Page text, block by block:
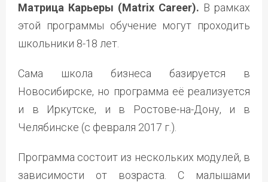
Матрица Карьеры (Matrix Career). В рамках
этой программы обучение могут проходить
школьники 8-18 лет.
Сама школа бизнеса базируется в
Новосибирске, но программа её реализуется
и в Иркутске, и в Ростове-на-Дону, и в
Челябинске (с февраля 2017 г.).
Программа состоит из нескольких модулей, в
зависимости от возраста. С малышами